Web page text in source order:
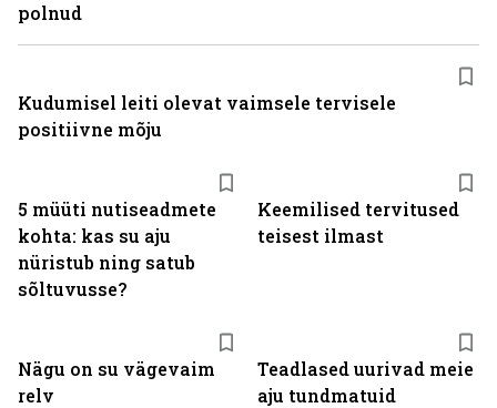
5 müüti nutiseadmete
kohta: kas su aju
nüristub ning satub
sõltuvusse?
Keemilised tervitused
teisest ilmast
Nägu on su vägevaim
relv
Teadlased uurivad meie
aju tundmatuid
polnud
Kudumisel leiti olevat vaimsele tervisele
positiivne mõju